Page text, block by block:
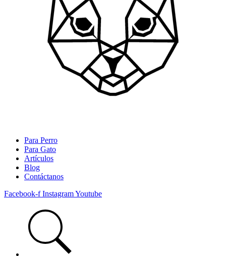
Para Perro
Para Gato
Artículos
Blog
Contáctanos
Facebook-f InstagramYoutube